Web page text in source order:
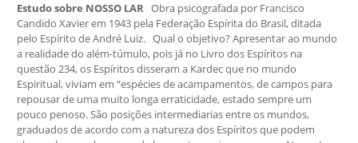
Estudo sobre NOSSO LAR Obra psicografada por Francisco
Candido Xavier em 1943 pela Federação Espírita do Brasil, ditada
pelo Espírito de André Luiz. Qual o objetivo? Apresentar ao mundo
a realidade do além-túmulo, pois já no Livro dos Espíritos na
questão 234, os Espíritos disseram a Kardec que no mundo
Espiritual, viviam em “espécies de acampamentos, de campos para
repousar de uma muito longa erraticidade, estado sempre um
pouco penoso. São posições intermediarias entre os mundos,
graduados de acordo com a natureza dos Espíritos que podem